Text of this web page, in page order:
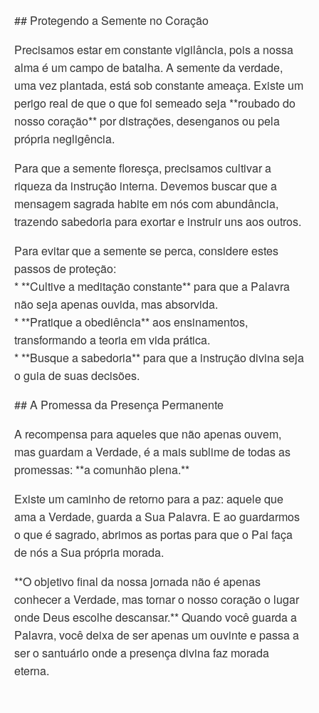
## Protegendo a Semente no Coração
Precisamos estar em constante vigilância, pois a nossa
alma é um campo de batalha. A semente da verdade,
uma vez plantada, está sob constante ameaça. Existe um
perigo real de que o que foi semeado seja **roubado do
nosso coração** por distrações, desenganos ou pela
própria negligência.
Para que a semente floresça, precisamos cultivar a
riqueza da instrução interna. Devemos buscar que a
mensagem sagrada habite em nós com abundância,
trazendo sabedoria para exortar e instruir uns aos outros.
Para evitar que a semente se perca, considere estes
passos de proteção:
* **Cultive a meditação constante** para que a Palavra
não seja apenas ouvida, mas absorvida.
* **Pratique a obediência** aos ensinamentos,
transformando a teoria em vida prática.
* **Busque a sabedoria** para que a instrução divina seja
o guia de suas decisões.
## A Promessa da Presença Permanente
A recompensa para aqueles que não apenas ouvem,
mas guardam a Verdade, é a mais sublime de todas as
promessas: **a comunhão plena.**
Existe um caminho de retorno para a paz: aquele que
ama a Verdade, guarda a Sua Palavra. E ao guardarmos
o que é sagrado, abrimos as portas para que o Pai faça
de nós a Sua própria morada.
**O objetivo final da nossa jornada não é apenas
conhecer a Verdade, mas tornar o nosso coração o lugar
onde Deus escolhe descansar.** Quando você guarda a
Palavra, você deixa de ser apenas um ouvinte e passa a
ser o santuário onde a presença divina faz morada
eterna.